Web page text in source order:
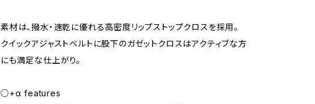
素材は、撥水・速乾に優れる高密度リップストップクロスを採用。
クイックアジャストベルトに股下のガゼットクロスはアクティブな方
にも満足な仕上がり。
○+α features